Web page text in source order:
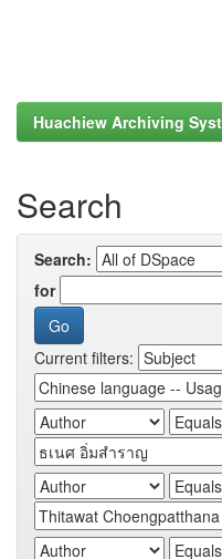
Huachiew Archiving
Search
Search:
for
Current filters: